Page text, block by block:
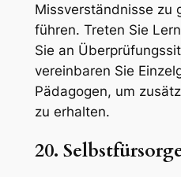
Missverständnisse zu
führen. Treten Sie
Sie an
vereinbaren Sie
Pädagogen, um
zu erhalten.
20.